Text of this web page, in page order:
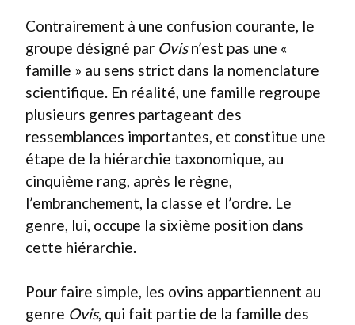
Contrairement à une confusion courante, le
groupe désigné par Ovisn’est pas une «
famille » au sens strict dans la nomenclature
scientifique. En réalité, une famille regroupe
plusieurs genres partageant des
ressemblances importantes, et constitue une
étape de la hiérarchie taxonomique, au
cinquième rang, après le règne,
l’embranchement, la classe et l’ordre. Le
genre, lui, occupe la sixième position dans
cette hiérarchie.
Pour faire simple, les ovins appartiennent au
genre Ovis, qui fait partie de la famille des